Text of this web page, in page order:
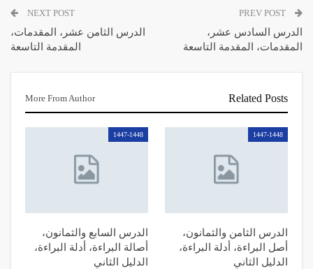
الدرس السادس عشر،
المقدمات، المقدمة التاسعة
NEXT POST
الدرس الثامن عشر، المقدمات،
المقدمة التاسعة
Related Posts
More From Author
1447-1448
الدرس الثامن والثمانون،
أصل البراءة، أدلة البراءة،
الدليل الثاني
1447-1448
الدرس السابع والثمانون،
أصالة البراءة، أدلة البراءة،
الدليل الثاني